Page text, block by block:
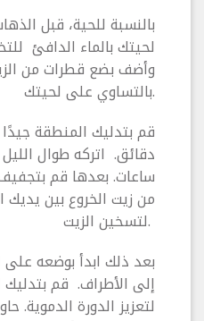
بالنسبة للحية، قبل
لحيتك بالماء الدافئ
وأضف بضع قطرات من
بالتساوي على لحيتك.
دقائق. اتركه طوال
من زيت الخروع بين يديك
لتسخين الزيت.
بعد ذلك ابدأ بوضعه على
إلى الأطراف. قم بتدليك
لتعزيز الدورة الدموية.